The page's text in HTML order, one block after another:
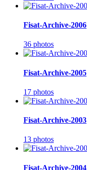
Fisat-Archive-2006
36 photos
Fisat-Archive-2005
17 photos
Fisat-Archive-2003
13 photos
Fisat-Archive-2004